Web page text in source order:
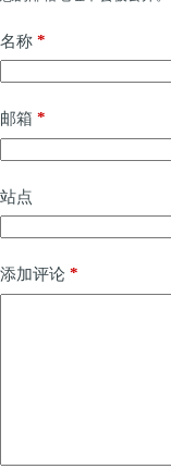
名称 *
邮箱 *
站点
添加评论 *